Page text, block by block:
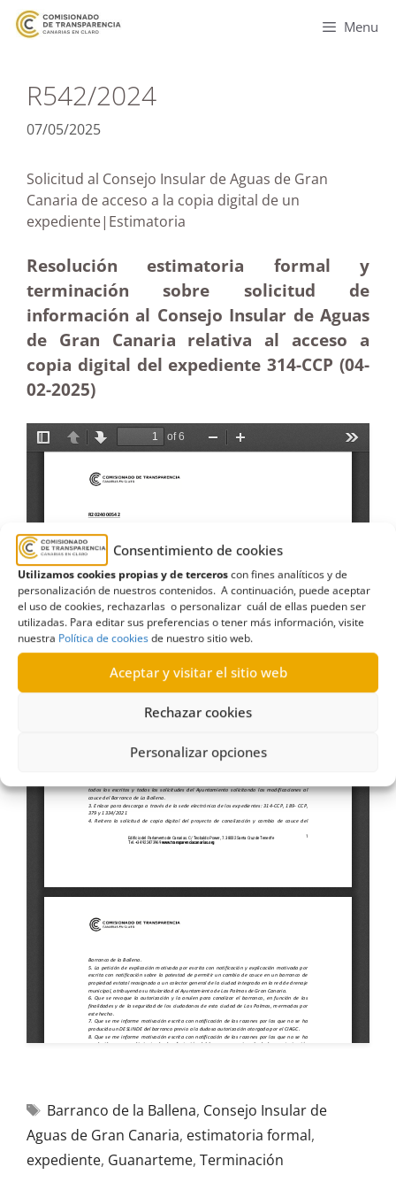
Consentimiento de cookies
Utilizamos cookies propias y de terceroscon fines analíticos y de
personalización de nuestros contenidos. A continuación, puede aceptar
el uso de cookies, rechazarlas o personalizar cuál de ellas pueden ser
utilizadas. Para editar sus preferencias o tener más información, visite
nuestra Política de cookiesde nuestro sitio web.
Aceptar y visitar el sitio web
Rechazar cookies
Personalizar opciones
Menu
R542/2024
07/05/2025
Solicitud al Consejo Insular de Aguas de Gran
Canaria de acceso a la copia digital de un
expediente|Estimatoria
Resolución estimatoria formal y
terminación sobre solicitud de
información al Consejo Insular de Aguas
de Gran Canaria relativa al acceso a
copia digital del expediente 314-CCP (04-
02-2025)
Barranco de la Ballena, Consejo Insular de
Aguas de Gran Canaria, estimatoria formal,
expediente, Guanarteme, Terminación